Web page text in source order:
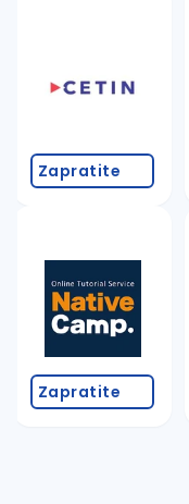
proverite
promenite
Zapratite
Zapratite